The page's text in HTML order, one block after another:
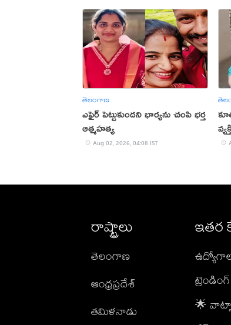
తెలంగాణ
ఎఫైర్ పెట్టుకుందని భార్యను చంపి భర్త
ఆత్మహత్య
Aug 02, 2026, 04:08 IST
రాష్ట్రాలు
తెలంగాణ
ఆంధ్రప్రదేశ్
తమిళనాడు
ఇతర
ట్రెండింగ్
🌟